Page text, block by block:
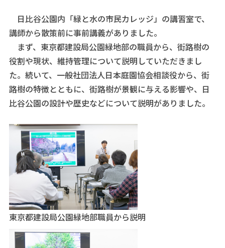
日比谷公園内「緑と水の市民カレッジ」の講習室で、
講師から散策前に事前講義がありました。
まず、東京都建設局公園緑地部の職員から、街路樹の
役割や現状、維持管理について説明していただきまし
た。続いて、一般社団法人日本庭園協会相談役から、街
路樹の特徴とともに、街路樹が景観に与える影響や、日
比谷公園の設計や歴史などについて説明がありました。
東京都建設局公園緑地部職員から説明